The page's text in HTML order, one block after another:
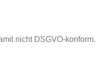
nicht DSGVO-konform.